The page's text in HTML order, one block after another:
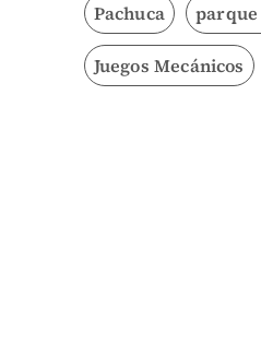
Pachuca
Juegos Mecánicos